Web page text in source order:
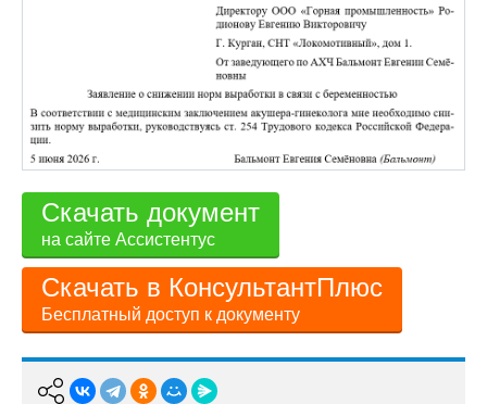
Скачать документ
на сайте Ассистентус
Скачать в КонсультантПлюс
Бесплатный доступ к документу